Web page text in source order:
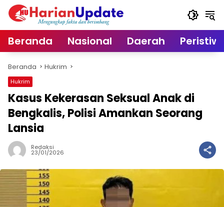
Langsung
Beranda Nasional Daerah
Beranda Hukrim
Hukrim
Kasus Kekerasan Seksual Anak di
Bengkalis, Polisi Amankan Seorang
Lansia
Redaksi
23/01/2026